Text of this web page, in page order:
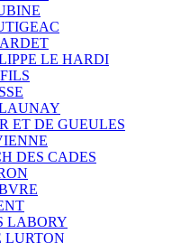
LE HARDI
ET DE GUEULES
DES CADES
LABORY
LURTON